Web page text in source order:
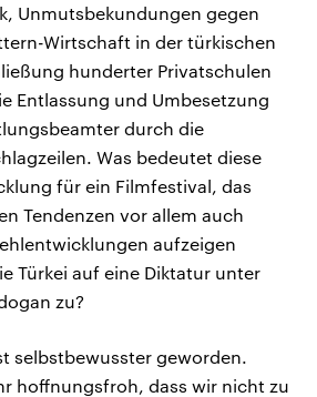
Unmutsbekundungen gegen
Wirtschaft in der türkischen
hunderter Privatschulen
Entlassung und Umbesetzung
durch die
Was bedeutet diese
für ein Filmfestival, das
Tendenzen vor allem auch
aufzeigen
Türkei auf eine Diktatur unter
zu?
selbstbewusster geworden.
hoffnungsfroh, dass wir nicht zu